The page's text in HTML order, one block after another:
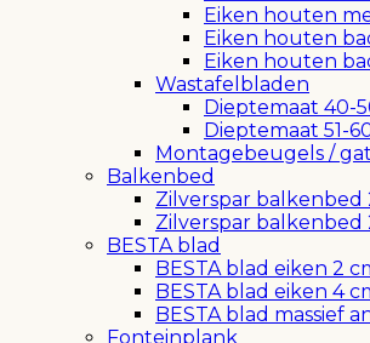
Eiken houten
Eiken houten
Eiken houten
Wastafelbladen
Dieptemaat 40-
Dieptemaat 51-
Montagebeugels /
Balkenbed
Zilverspar balkenbed
Zilverspar
BESTA blad
BESTA blad eiken 2
BESTA blad eiken 4
BESTA blad massief
Fonteinplank